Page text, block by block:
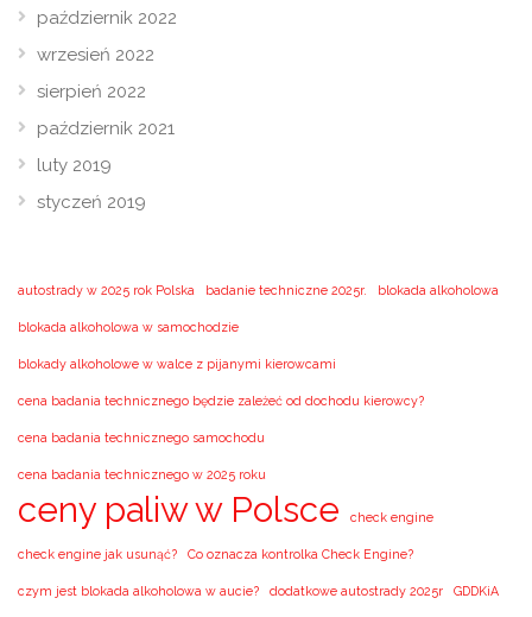
październik 2022
wrzesień 2022
sierpień 2022
październik 2021
luty 2019
styczeń 2019
autostrady w 2025 rok Polska badanie techniczne 2025r. blokada alkoholowa
blokada alkoholowa w samochodzie
blokady alkoholowe w walce z pijanymi kierowcami
cena badania technicznego będzie zależeć od dochodu kierowcy?
cena badania technicznego samochodu
cena badania technicznego w 2025 roku
ceny paliw w Polsce check engine
check engine jak usunąć? Co oznacza kontrolka Check Engine?
czym jest blokada alkoholowa w aucie? dodatkowe autostrady 2025r GDDKiA